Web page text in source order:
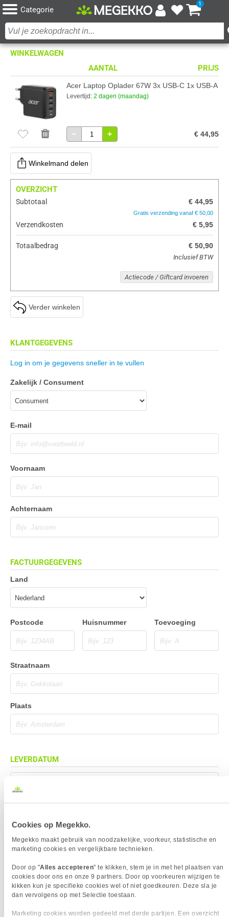
Cookies op Megekko.
Megekko maakt gebruik van noodzakelijke, voorkeur, statistische en
marketing cookies en vergelijkbare technieken.
Door op "Alles accepteren" te klikken, stem je in met het plaatsen van
cookies door ons en onze 9 partners. Door op voorkeuren wijzigen te
kikken kun je specifieke cookies wel of niet goedkeuren. Deze sla je
dan vervolgens op met Selectie toestaan.
Marketing cookies worden gedeeld met derde partijen. Een overzicht
Categorie
1
WINKELWAGEN
AANTAL
PRIJS
Acer Laptop Oplader 67W 3x USB-C 1x USB-A
Levertijd: 2 dagen (maandag)
− + € 44,95
Winkelmand delen
Verder winkelen
OVERZICHT
Subtotaal € 44,95
Gratis verzending vanaf € 50,00
Verzendkosten € 5,95
Totaalbedrag € 50,90
Inclusief BTW
Actiecode / Giftcard invoeren
KLANTGEGEVENS
Log in om je gegevens sneller in te vullen
Zakelijk / Consument
E-mail
Voornaam
Achternaam
FACTUURGEGEVENS
Land
Postcode Huisnummer Toevoeging
Straatnaam
Plaats
LEVERDATUM
Mag eerder geleverd worden (indien mogelijk)
BEZORGADRES
Bezorging op alternatief adres
Afhalen op PostNL afhaalpunt